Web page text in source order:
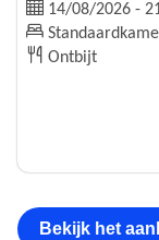
14/08/2026 -
Ontbijt
Bekijk het